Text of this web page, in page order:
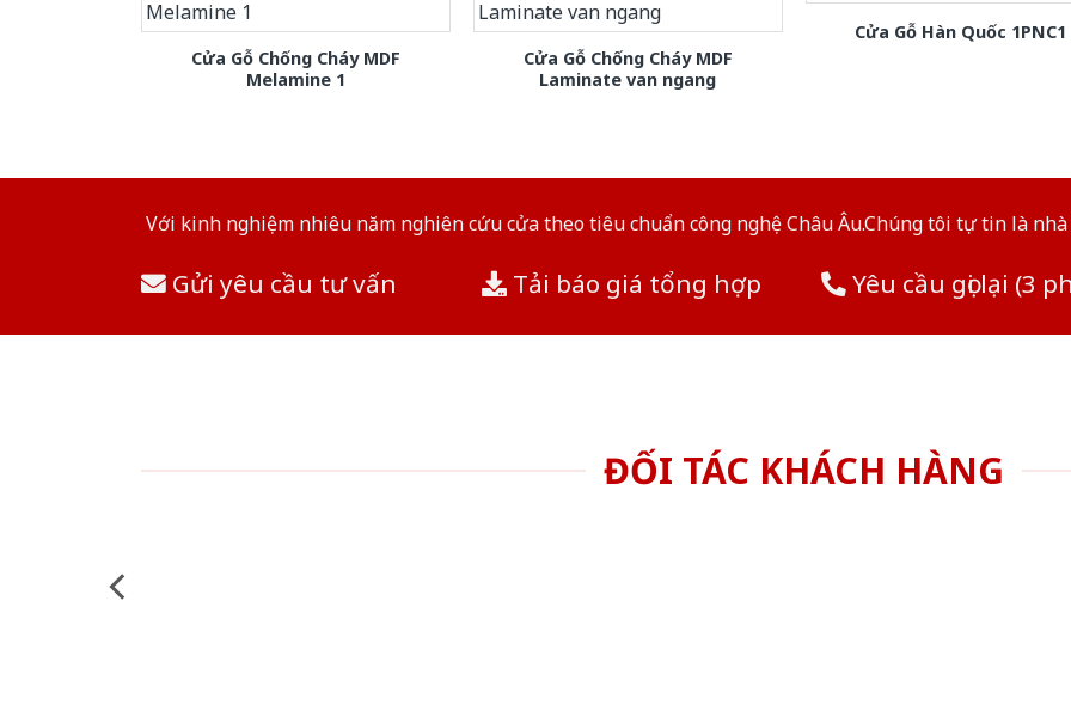
Cửa Gỗ Chống Cháy MDF
Melamine 1
Cửa Gỗ Chống Cháy MDF
Laminate van ngang
Cửa Gỗ Hàn Quốc 1PNC1
Với kinh nghiệm nhiêu năm nghiên cứu cửa theo tiêu chuẩn công nghệ Châu Âu.Chúng tôi tự tin là
Gửi yêu cầu tư vấn Tải báo giá tổng hợp Yêu cầu gọi lại (3
ĐỐI TÁC KHÁCH HÀNG